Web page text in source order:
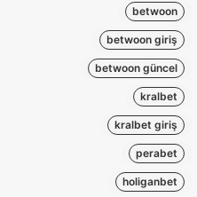
betwoon
betwoon giriş
betwoon güncel
kralbet
kralbet giriş
perabet
holiganbet